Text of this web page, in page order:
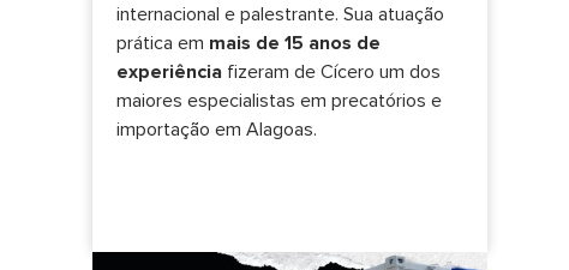
internacional e palestrante. Sua atuação
prática em mais de 15 anos de
experiência fizeram de Cícero um dos
maiores especialistas em precatórios e
importação em Alagoas.